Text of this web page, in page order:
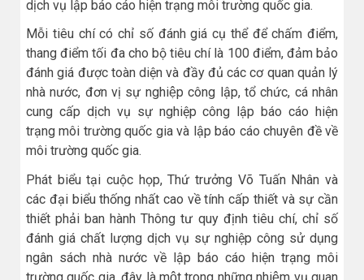
dịch vụ lập báo cáo hiện trạng môi trường quốc gia.
Mỗi tiêu chí có chỉ số đánh giá cụ thể để chấm điểm,
thang điểm tối đa cho bộ tiêu chí là 100 điểm, đảm bảo
đánh giá được toàn diện và đầy đủ các cơ quan quản lý
nhà nước, đơn vị sự nghiệp công lập, tổ chức, cá nhân
cung cấp dịch vụ sự nghiệp công lập báo cáo hiện
trạng môi trường quốc gia và lập báo cáo chuyên đề về
môi trường quốc gia.
Phát biểu tại cuộc họp, Thứ trưởng Võ Tuấn Nhân và
các đại biểu thống nhất cao về tính cấp thiết và sự cần
thiết phải ban hành Thông tư quy định tiêu chí, chỉ số
đánh giá chất lượng dịch vụ sự nghiệp công sử dụng
ngân sách nhà nước về lập báo cáo hiện trạng môi
trường quốc gia, đây là một trong những nhiệm vụ quan